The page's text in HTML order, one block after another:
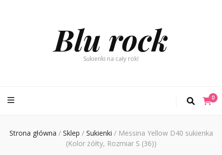
Blu rock
Sukienki na cały rok!
0
Strona główna / Sklep / Sukienki / Messina Yellow D40 sukienka
(Kolor żółty, Rozmiar S (36))